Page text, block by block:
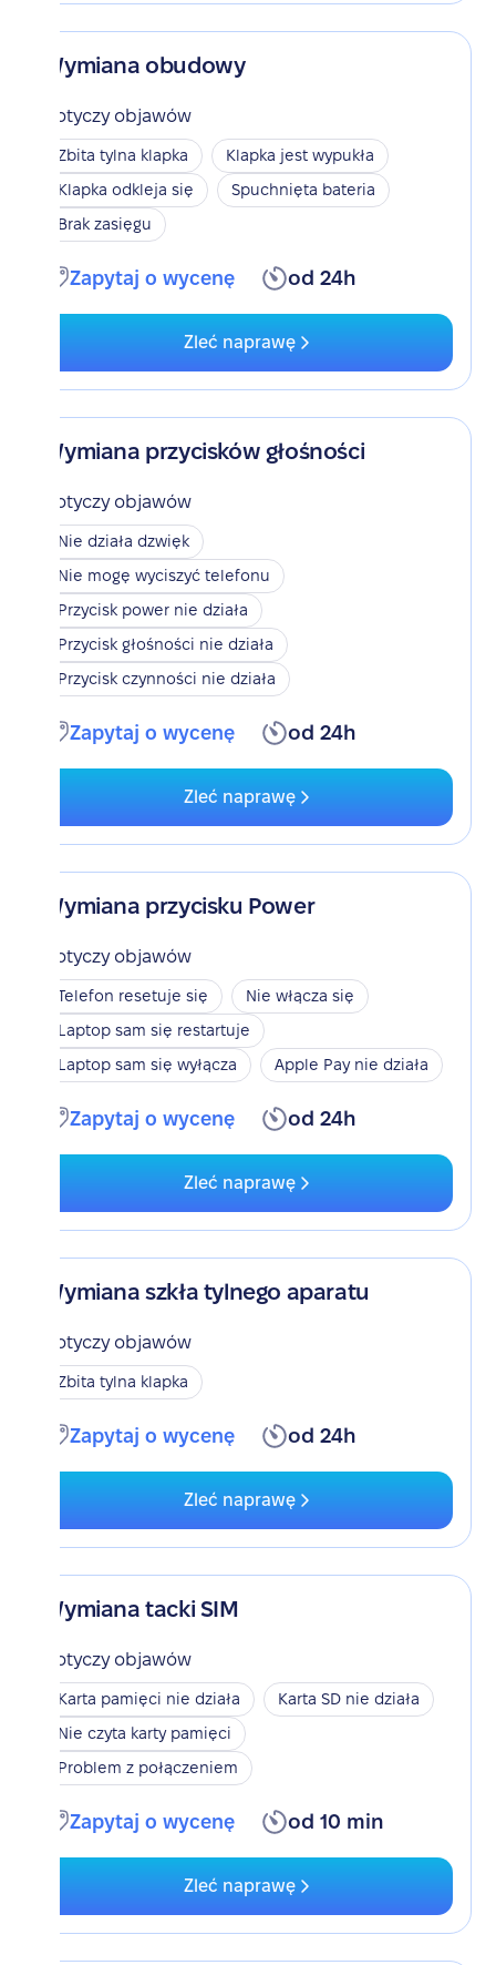
Wymiana obudowy
Dotyczy objawów
Zbita tylna klapka
Klapka jest wypukła
Klapka odkleja się
Spuchnięta bateria
Brak zasięgu
Zapytaj o wycenę od 24h
Zleć naprawę
Wymiana przycisków głośności
Dotyczy objawów
Nie działa dzwięk
Nie mogę wyciszyć telefonu
Przycisk power nie działa
Przycisk głośności nie działa
Przycisk czynności nie działa
Zapytaj o wycenę od 24h
Zleć naprawę
Wymiana przycisku Power
Dotyczy objawów
Telefon resetuje się
Nie włącza się
Laptop sam się restartuje
Laptop sam się wyłącza
Apple Pay nie działa
Zapytaj o wycenę od 24h
Zleć naprawę
Wymiana szkła tylnego aparatu
Dotyczy objawów
Zbita tylna klapka
Zapytaj o wycenę od 24h
Zleć naprawę
Wymiana tacki SIM
Dotyczy objawów
Karta pamięci nie działa
Karta SD nie działa
Nie czyta karty pamięci
Problem z połączeniem
Zapytaj o wycenę od 10 min
Zleć naprawę